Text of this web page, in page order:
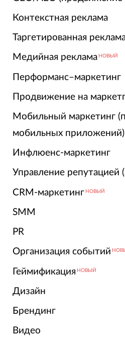
Контекстная реклама
Таргетированная
Медийная реклама НОВЫЙ
Перформанс–маркетинг
Продвижение на
Мобильный маркетинг
мобильных приложений)
Инфлюенс-маркетинг
Управление репутацией
CRM-маркетинг НОВЫЙ
SMM
PR
Организация событий
Геймификация НОВЫЙ
Дизайн
Брендинг
Видео